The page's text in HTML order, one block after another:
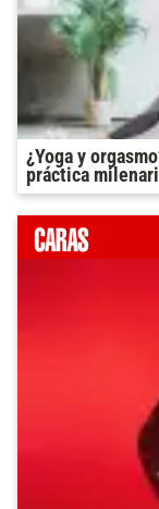
¿Yoga y
práctica